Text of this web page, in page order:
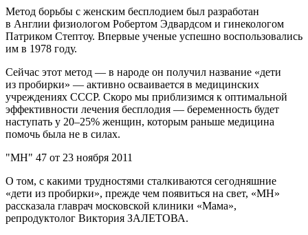
Метод борьбы с женским бесплодием был разработан
в Англии физиологом Робертом Эдвардсом и гинекологом
Патриком Стептоу. Впервые ученые успешно воспользовались
им в 1978 году.
Сейчас этот метод — в народе он получил название «дети
из пробирки» — активно осваивается в медицинских
учреждениях СССР. Скоро мы приблизимся к оптимальной
эффективности лечения бесплодия — беременность будет
наступать у 20–25% женщин, которым раньше медицина
помочь была не в силах.
"МН" 47 от 23 ноября 2011
О том, с какими трудностями сталкиваются сегодняшние
«дети из пробирки», прежде чем появиться на свет, «МН»
рассказала главрач московской клиники «Мама»,
репродуктолог Виктория ЗАЛЕТОВА.